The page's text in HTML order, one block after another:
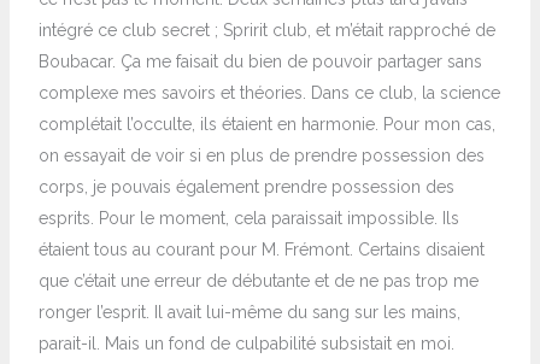
intégré ce club secret ; Spririt club, et m’était rapproché de
Boubacar. Ça me faisait du bien de pouvoir partager sans
complexe mes savoirs et théories. Dans ce club, la science
complétait l’occulte, ils étaient en harmonie. Pour mon cas,
on essayait de voir si en plus de prendre possession des
corps, je pouvais également prendre possession des
esprits. Pour le moment, cela paraissait impossible. Ils
étaient tous au courant pour M. Frémont. Certains disaient
que c’était une erreur de débutante et de ne pas trop me
ronger l’esprit. Il avait lui-même du sang sur les mains,
parait-il. Mais un fond de culpabilité subsistait en moi.